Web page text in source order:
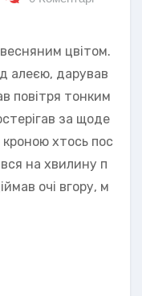
цвітом.
алеєю, дарував
повітря тонким
за щоде
хтось пос
на хвилину п
очі вгору, м